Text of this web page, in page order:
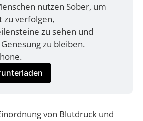
nutzen Sober, um
zu verfolgen,
zu sehen und
zu bleiben.
von Blutdruck und